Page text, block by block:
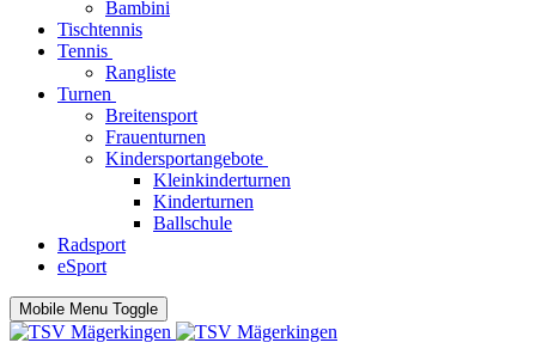
Bambini
Tischtennis
Tennis
Rangliste
Turnen
Breitensport
Frauenturnen
Kindersportangebote
Kleinkinderturnen
Kinderturnen
Ballschule
Radsport
eSport
Mobile Menu Toggle